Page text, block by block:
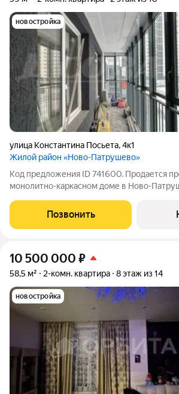
новостройка
улица Константина Посьета,4к1
Жилой район «Ново-Патрушево»
Код предложения ID 741600. Продается
монолитно-каркасном доме в Ново-
таком виде, как на фото (выложена плитка)
огромная лоджия с
Позвонить
10 500 000 ₽
58,5 м² 2-комн. квартира 8 этаж из 14
новостройка